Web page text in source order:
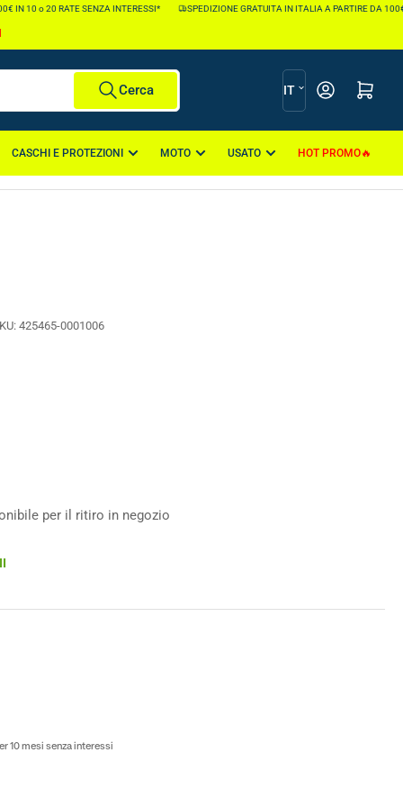
10 o 20 RATE SENZA INTERESSI* SPEDIZIONE GRATUITA IN ITALIA A PARTIRE DA 100€ *
Cerca
L
i
n
u
IT Apri il mini
CASCHI E PROTEZIONI MOTO USATO HOT PROMO
425465-0001006
per il ritiro in negozio
10 mesi senza interessi